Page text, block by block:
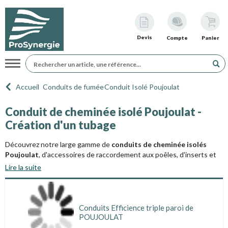
Devis Compte Panier
Navigation
Accueil Conduits de fuméeConduit Isolé Poujoulat
Conduit de cheminée isolé Poujoulat -
Création d'un tubage
Découvrez notre large gamme de conduits de cheminée isolés
Poujoulat, d'accessoires de raccordement aux poêles, d'inserts et
de fixations. Ces conduits Poujoulat sont disponibles en différents
triple paroi de type Efficience. De plus, nous vous offrons également
des sorties de toit Poujoulat, comprenant les modèles Tradinov,
Luminance, Optimale, pour une installation complète et sûre.
Lire la suite
Conduits Efficience triple paroi
de POUJOULAT